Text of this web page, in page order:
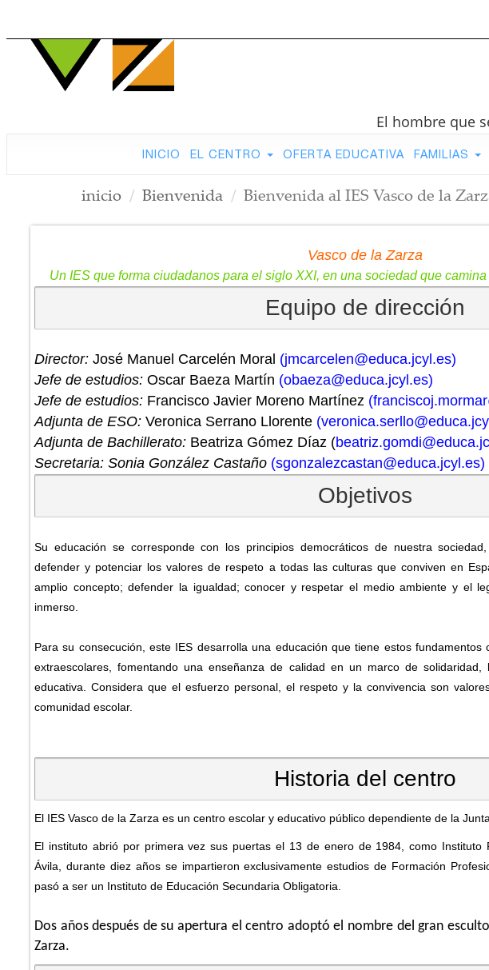
El hombre que
INICIO EL CENTRO OFERTA EDUCATIVA FAMILIAS
inicio Bienvenida Bienvenida al IES Vasco de la
Vasco de la Zarza
Un IES que forma ciudadanos para el siglo XXI, en una sociedad que
Equipo de dirección
Director: José Manuel Carcelén Moral (jmcarcelen@educa.jcyl.es)
Jefe de estudios: Oscar Baeza Martín (obaeza@educa.jcyl.es)
Jefe de estudios: Francisco Javier Moreno Martínez
Adjunta de ESO: Veronica Serrano Llorente
Adjunta de Bachillerato: Beatriza Gómez Díaz (
Secretaria: Sonia González Castaño (sgonzalezcastan@educa.jcyl.es)
Objetivos
Su educación se corresponde con los principios democráticos de nuestra
defender y potenciar los valores de respeto a todas las culturas que conviven en
amplio concepto; defender la igualdad; conocer y respetar el medio ambiente y el
inmerso.
Para su consecución, este IES desarrolla una educación que tiene estos
extraescolares, fomentando una enseñanza de calidad en un marco de solidaridad,
educativa. Considera que el esfuerzo personal, el respeto y la convivencia son
comunidad escolar.
Historia del centro
El IES Vasco de la Zarza es un centro escolar y educativo público dependiente de la
El instituto abrió por primera vez sus puertas el 13 de enero de 1984, como Instituto
Ávila, durante diez años se impartieron exclusivamente estudios de Formación
pasó a ser un Instituto de Educación Secundaria Obligatoria.
Dos años después de su apertura el centro adoptó el nombre del gran
Zarza.